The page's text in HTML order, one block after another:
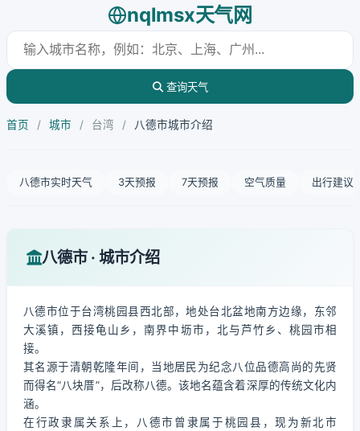
nqlmsx天气网
查询天气
首页 / 城市 / 台湾 / 八德市城市介绍
八德市实时天气 3天预报 7天预报 空气质量 出行建议
八德市 · 城市介绍
八德市位于台湾桃园县西北部，地处台北盆地南方边缘，东邻
大溪镇，西接龟山乡，南界中坜市，北与芦竹乡、桃园市相
接。
其名源于清朝乾隆年间，当地居民为纪念八位品德高尚的先贤
而得名“八块厝”，后改称八德。该地名蕴含着深厚的传统文化内
涵。
在行政隶属关系上，八德市曾隶属于桃园县，现为新北市